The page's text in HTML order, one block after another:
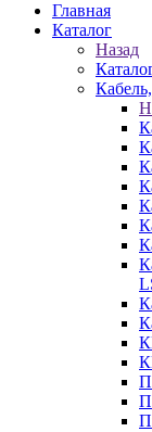
Главная
Каталог
Назад